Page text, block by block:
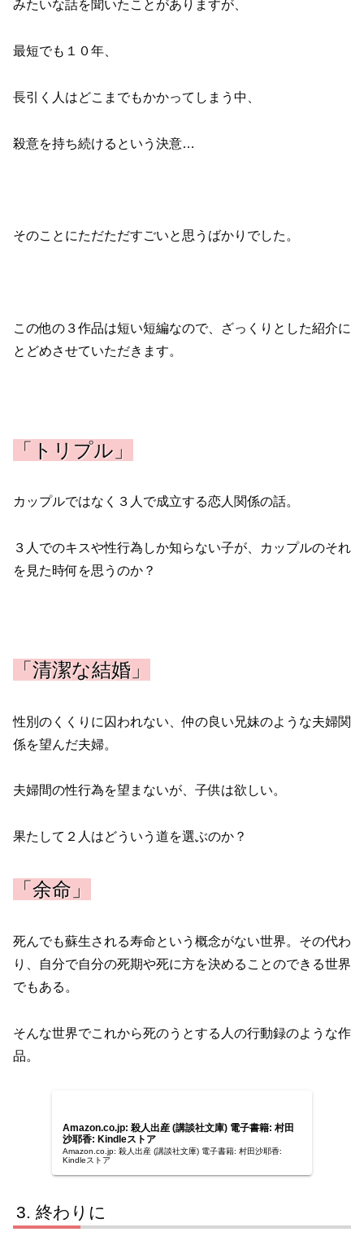
みたいな話を聞いたことがありますが、
最短でも１０年、
長引く人はどこまでもかかってしまう中、
殺意を持ち続けるという決意…
そのことにただただすごいと思うばかりでした。
この他の３作品は短い短編なので、ざっくりとした紹介に
とどめさせていただきます。
「トリプル」
カップルではなく３人で成立する恋人関係の話。
３人でのキスや性行為しか知らない子が、カップルのそれ
を見た時何を思うのか？
「清潔な結婚」
性別のくくりに囚われない、仲の良い兄妹のような夫婦関
係を望んだ夫婦。
夫婦間の性行為を望まないが、子供は欲しい。
果たして２人はどういう道を選ぶのか？
「余命」
死んでも蘇生される寿命という概念がない世界。その代わ
り、自分で自分の死期や死に方を決めることのできる世界
でもある。
そんな世界でこれから死のうとする人の行動録のような作
品。
Amazon.co.jp: 殺人出産 (講談社文庫) 電子書籍: 村田
沙耶香: Kindleストア
Amazon.co.jp: 殺人出産 (講談社文庫) 電子書籍: 村田沙耶香:
Kindleストア
終わりに